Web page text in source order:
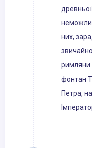
древньої
них,
римляни
фонтан
Петра,